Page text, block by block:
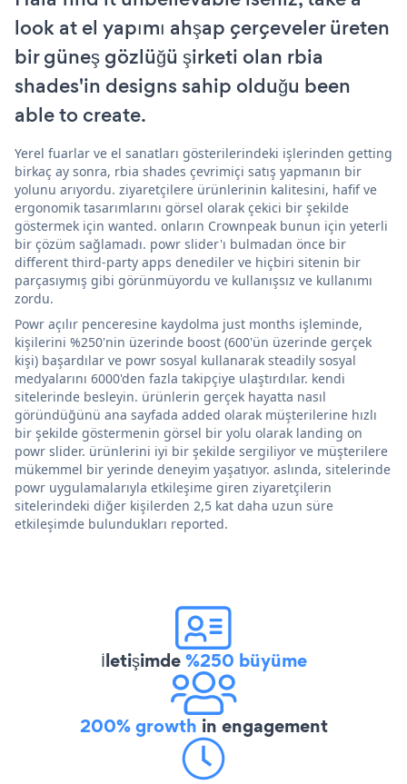
look at el yapımı ahşap çerçeveler üreten
bir güneş gözlüğü şirketi olan rbia
shades'in designs sahip olduğu been
able to create.
Yerel fuarlar ve el sanatları gösterilerindeki işlerinden getting
birkaç ay sonra, rbia shades çevrimiçi satış yapmanın bir
yolunu arıyordu. ziyaretçilere ürünlerinin kalitesini, hafif ve
ergonomik tasarımlarını görsel olarak çekici bir şekilde
göstermek için wanted. onların Crownpeak bunun için yeterli
bir çözüm sağlamadı. powr slider'ı bulmadan önce bir
different third-party apps denediler ve hiçbiri sitenin bir
parçasıymış gibi görünmüyordu ve kullanışsız ve kullanımı
zordu.
Powr açılır penceresine kaydolma just months işleminde,
kişilerini %250'nin üzerinde boost (600'ün üzerinde gerçek
kişi) başardılar ve powr sosyal kullanarak steadily sosyal
medyalarını 6000'den fazla takipçiye ulaştırdılar. kendi
sitelerinde besleyin. ürünlerin gerçek hayatta nasıl
göründüğünü ana sayfada added olarak müşterilerine hızlı
bir şekilde göstermenin görsel bir yolu olarak landing on
powr slider. ürünlerini iyi bir şekilde sergiliyor ve müşterilere
mükemmel bir yerinde deneyim yaşatıyor. aslında, sitelerinde
powr uygulamalarıyla etkileşime giren ziyaretçilerin
sitelerindeki diğer kişilerden 2,5 kat daha uzun süre
etkileşimde bulundukları reported.
İletişimde%250 büyüme
200% growth in engagement